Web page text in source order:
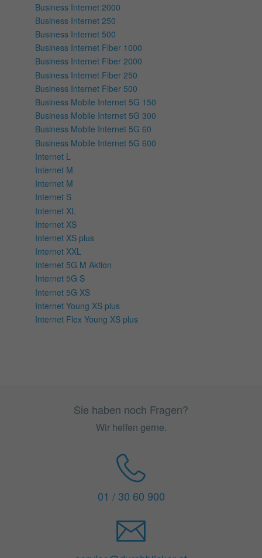
Business Internet 2000
Business Internet 250
Business Internet 500
Business Internet Fiber 1000
Business Internet Fiber 2000
Business Internet Fiber 250
Business Internet Fiber 500
Business Mobile Internet 5G 150
Business Mobile Internet 5G 300
Business Mobile Internet 5G 60
Business Mobile Internet 5G 600
Internet L
Internet M
Internet M
Internet S
Internet XL
Internet XS
Internet XS plus
Internet XXL
Internet 5G M Aktion
Internet 5G S
Internet 5G XS
Internet Young XS plus
Internet Flex Young XS plus
Sie haben noch Fragen?
Wir helfen gerne.
01 / 30 60 900